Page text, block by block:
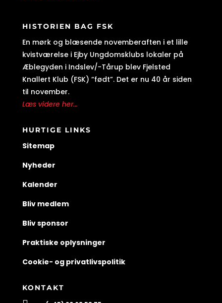
HISTORIEN BAG FSK
En mørk og blæsende novemberaften i et lille
kvistværelse i Ejby Ungdomsklubs lokaler på
Æblegyden i Indslev/-Tårup blev Fjelsted
Knallert Klub (FSK) “født”. Det er nu 40 år siden
til november.
Læs videre her...
HURTIGE LINKS
Sitemap
Nyheder
Kalender
Bliv medlem
Bliv sponsor
Praktiske oplysninger
Cookie- og privatlivspolitik
KONTAKT